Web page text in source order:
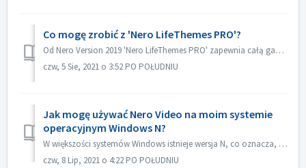
Co mogę zrobić z 'Nero LifeThemes PRO'?
Od Nero Version 2019 'Nero LifeThemes PRO' zapewnia całą gamę wysokiej jakości projektów motywów filmowych, szablonów menu płyt i muzyki royalty fre...
czw, 5 Sie, 2021 o 3:52 PO POŁUDNIU
Jak mogę używać Nero Video na moim systemie
operacyjnym Windows N?
W większości systemów Windows istnieje wersja N, co oznacza, że system nie zawiera Windows Media Player. W tych systemach Windows N, w celu uruchomienia Ner...
czw, 8 Lip, 2021 o 4:22 PO POŁUDNIU